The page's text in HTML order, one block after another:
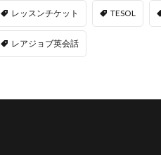
レッスンチケット TESOL
レアジョブ英会話